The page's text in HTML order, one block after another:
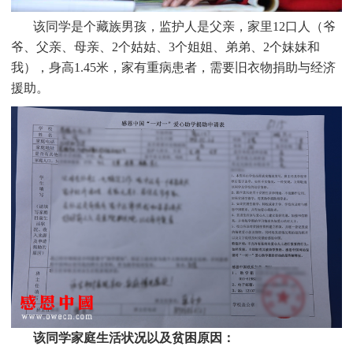
该同学是个藏族男孩，监护人是父亲，家里12口人（爷
爷、父亲、母亲、2个姑姑、3个姐姐、弟弟、2个妹妹和
我），身高1.45米，家有重病患者，需要旧衣物捐助与经济
援助。
该同学家庭生活状况以及贫困原因：